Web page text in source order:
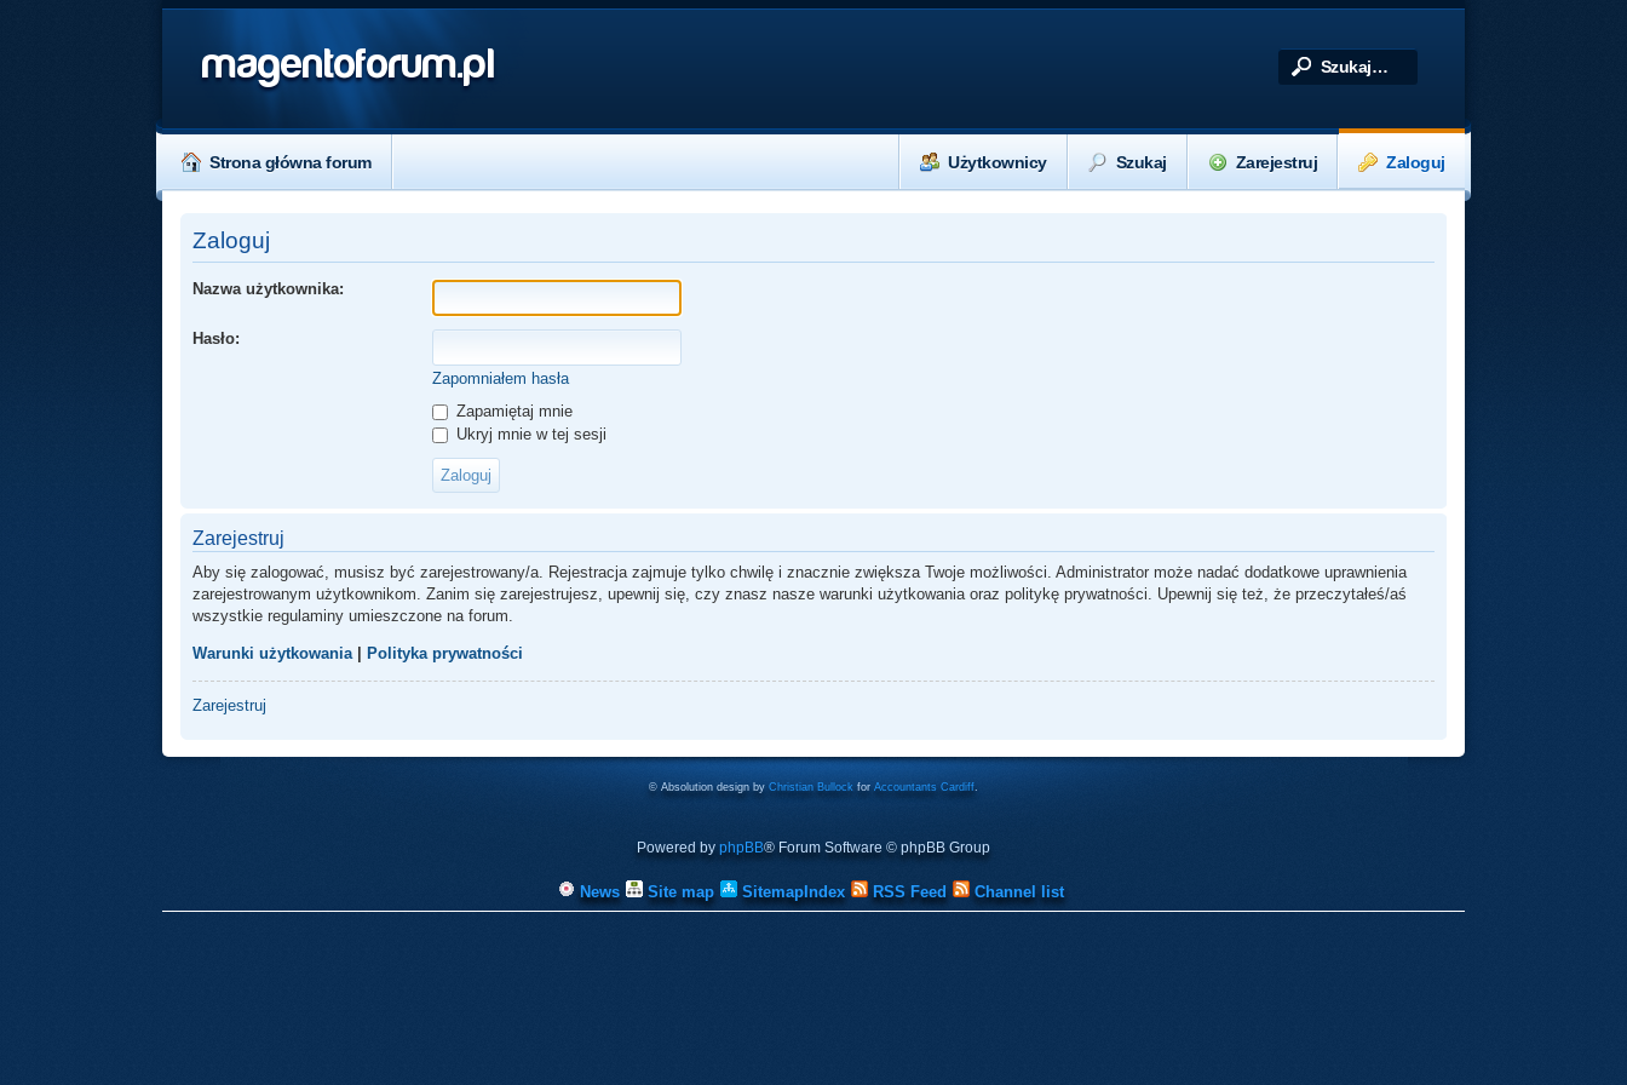
magentoforum.pl
Strona główna forum Zaloguj
Zarejestruj
Szukaj
Użytkownicy
Zaloguj
Nazwa użytkownika:
Hasło:
Zapomniałem hasła
Zapamiętaj mnie
Ukryj mnie w tej sesji
Zarejestruj
Aby się zalogować, musisz być zarejestrowany/a. Rejestracja zajmuje tylko chwilę i znacznie zwiększa Twoje możliwości. Administrator może nadać dodatkowe uprawnienia
zarejestrowanym użytkownikom. Zanim się zarejestrujesz, upewnij się, czy znasz nasze warunki użytkowania oraz politykę prywatności. Upewnij się też, że przeczytałeś/aś
wszystkie regulaminy umieszczone na forum.
Warunki użytkowania Polityka prywatności
Zarejestruj
© Absolution design by Christian Bullock forAccountants Cardiff.
Powered by phpBB® Forum Software © phpBB Group
News Site map SitemapIndex RSS Feed Channel list